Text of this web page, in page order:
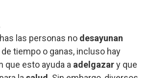
las personas no desayunan
tiempo o ganas, incluso hay
que esto ayuda a adelgazary que